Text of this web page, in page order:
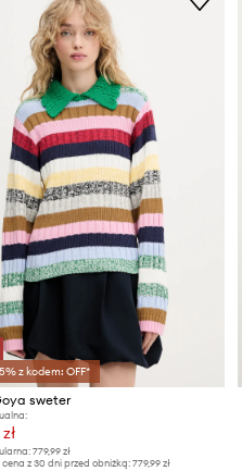
z kodem: OFF*
sweter
779,99 zł
cena z 30 dni przed obniżką: 779,99 zł